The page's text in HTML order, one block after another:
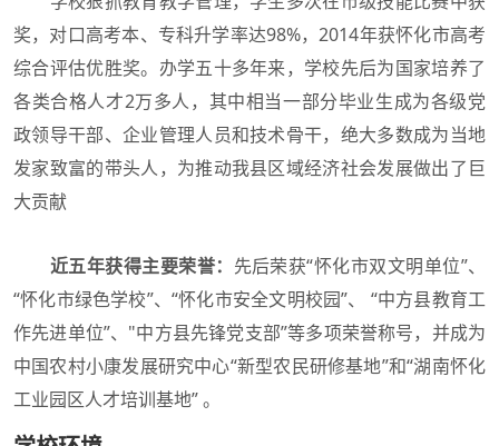
奖，对口高考本、专科升学率达98%，2014年获怀化市高考
综合评估优胜奖。办学五十多年来，学校先后为国家培养了
各类合格人才2万多人，其中相当一部分毕业生成为各级党
政领导干部、企业管理人员和技术骨干，绝大多数成为当地
发家致富的带头人，为推动我县区域经济社会发展做出了巨
大贡献
近五年获得主要荣誉： 先后荣获“怀化市双文明单位”、
“怀化市绿色学校”、“怀化市安全文明校园”、 “中方县教育工
作先进单位”、"中方县先锋党支部”等多项荣誉称号，并成为
中国农村小康发展研究中心“新型农民研修基地”和“湖南怀化
工业园区人才培训基地” 。